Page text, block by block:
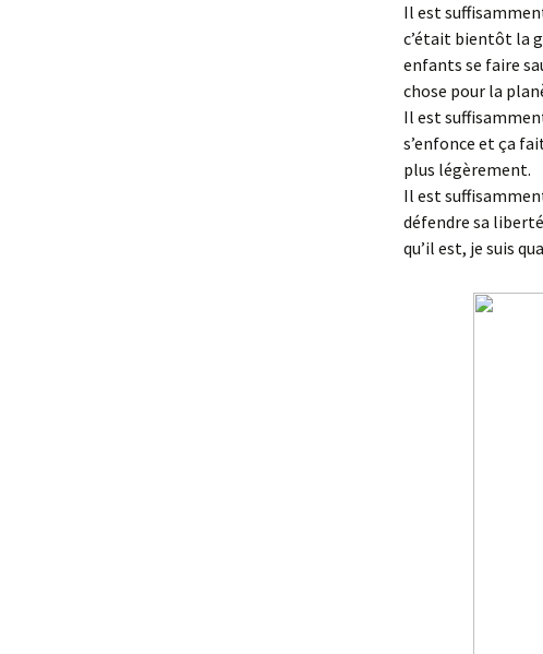
Il est
c’était bientôt la
enfants se faire
chose pour la
Il est
s’enfonce et ça
plus légèrement.
Il est
défendre sa
qu’il est, je suis